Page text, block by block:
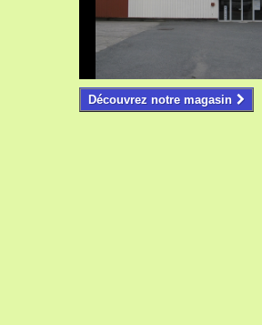
Découvrez notre magasin